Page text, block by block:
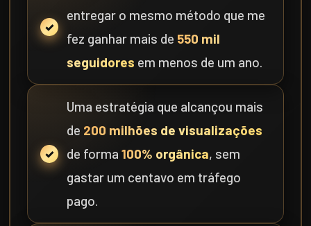
entregar o mesmo método que me
fez ganhar mais de 550 mil
seguidores em menos de um ano.
Uma estratégia que alcançou mais
de 200 milhões de visualizações
de forma 100% orgânica, sem
gastar um centavo em tráfego
pago.